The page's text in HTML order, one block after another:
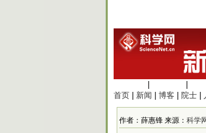
首页
新闻 博客 院士
作者：薛惠锋 来源： 科学